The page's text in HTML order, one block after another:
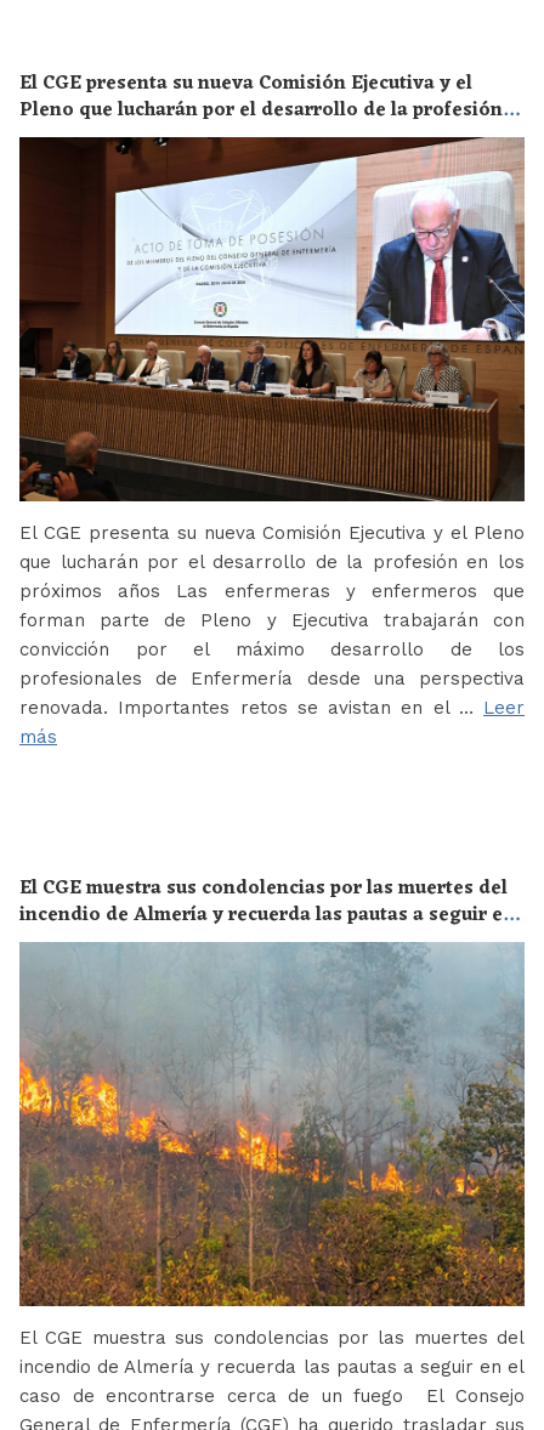
El CGE presenta su nueva Comisión Ejecutiva y el
Pleno que lucharán por el desarrollo de la profesión
en los próximos años
El CGE presenta su nueva Comisión Ejecutiva y el Pleno
que lucharán por el desarrollo de la profesión en los
próximos años Las enfermeras y enfermeros que
forman parte de Pleno y Ejecutiva trabajarán con
convicción por el máximo desarrollo de los
profesionales de Enfermería desde una perspectiva
renovada. Importantes retos se avistan en el … Leer
más
El CGE muestra sus condolencias por las muertes del
incendio de Almería y recuerda las pautas a seguir en
el caso de encontrarse cerca de un fuego
El CGE muestra sus condolencias por las muertes del
incendio de Almería y recuerda las pautas a seguir en el
caso de encontrarse cerca de un fuego El Consejo
General de Enfermería (CGE) ha querido trasladar sus